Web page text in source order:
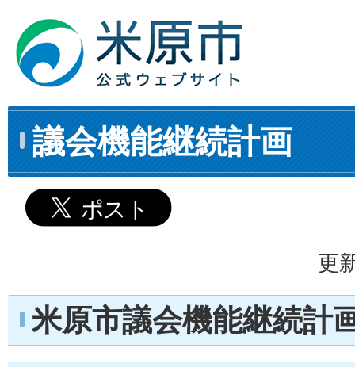
議会機能継続計画
更
米原市議会機能継続計